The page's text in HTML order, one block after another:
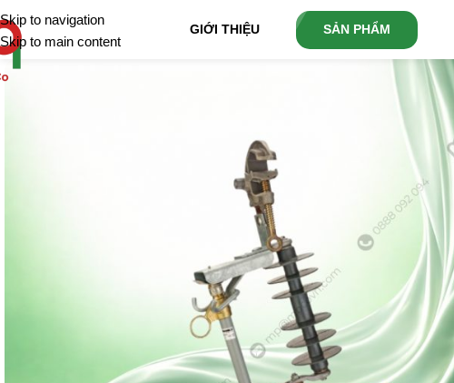
Skip to navigation
Skip to main content
GIỚI THIỆU SẢN PHẨM